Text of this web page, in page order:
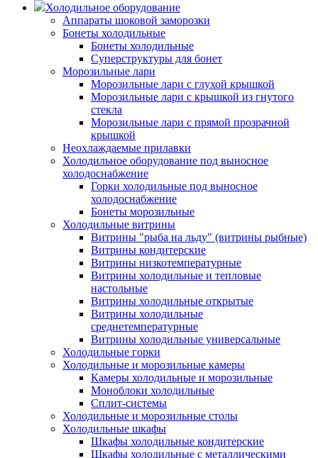
Холодильное оборудование
Аппараты шоковой заморозки
Бонеты холодильные
Бонеты холодильные
Суперструктуры для бонет
Морозильные лари
Морозильные лари с глухой крышкой
Морозильные лари с крышкой из гнутого
стекла
Морозильные лари с прямой прозрачной
крышкой
Неохлаждаемые прилавки
Холодильное оборудование под выносное
холодоснабжение
Горки холодильные под выносное
холодоснабжение
Бонеты морозильные
Холодильные витрины
Витрины "рыба на льду" (витрины рыбные)
Витрины кондитерские
Витрины низкотемпературные
Витрины холодильные и тепловые
настольные
Витрины холодильные открытые
Витрины холодильные
среднетемпературные
Витрины холодильные универсальные
Холодильные горки
Холодильные и морозильные камеры
Камеры холодильные и морозильные
Моноблоки холодильные
Сплит-системы
Холодильные и морозильные столы
Холодильные шкафы
Шкафы холодильные кондитерские
Шкафы холодильные с металлическими